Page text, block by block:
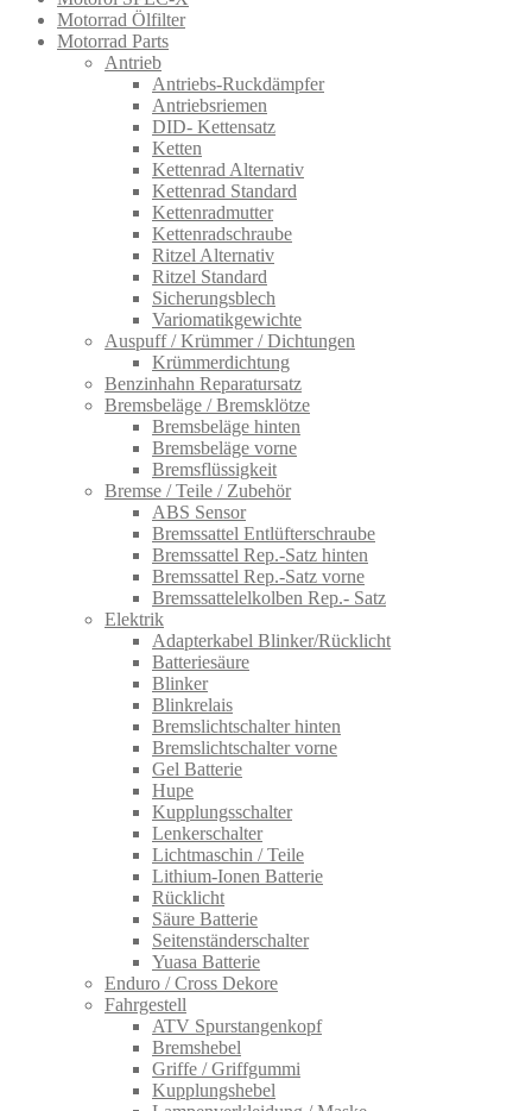
Motorrad Ölfilter
Motorrad Parts
Antrieb
Antriebs-Ruckdämpfer
Antriebsriemen
DID- Kettensatz
Ketten
Kettenrad Alternativ
Kettenrad Standard
Kettenradmutter
Kettenradschraube
Ritzel Alternativ
Ritzel Standard
Sicherungsblech
Variomatikgewichte
Auspuff / Krümmer / Dichtungen
Krümmerdichtung
Benzinhahn Reparatursatz
Bremsbeläge / Bremsklötze
Bremsbeläge hinten
Bremsbeläge vorne
Bremsflüssigkeit
Bremse / Teile / Zubehör
ABS Sensor
Bremssattel Entlüfterschraube
Bremssattel Rep.-Satz hinten
Bremssattel Rep.-Satz vorne
Bremssattelelkolben Rep.- Satz
Elektrik
Adapterkabel Blinker/Rücklicht
Batteriesäure
Blinker
Blinkrelais
Bremslichtschalter hinten
Bremslichtschalter vorne
Gel Batterie
Hupe
Kupplungsschalter
Lenkerschalter
Lichtmaschin / Teile
Lithium-Ionen Batterie
Rücklicht
Säure Batterie
Seitenständerschalter
Yuasa Batterie
Enduro / Cross Dekore
Fahrgestell
ATV Spurstangenkopf
Bremshebel
Griffe / Griffgummi
Kupplungshebel